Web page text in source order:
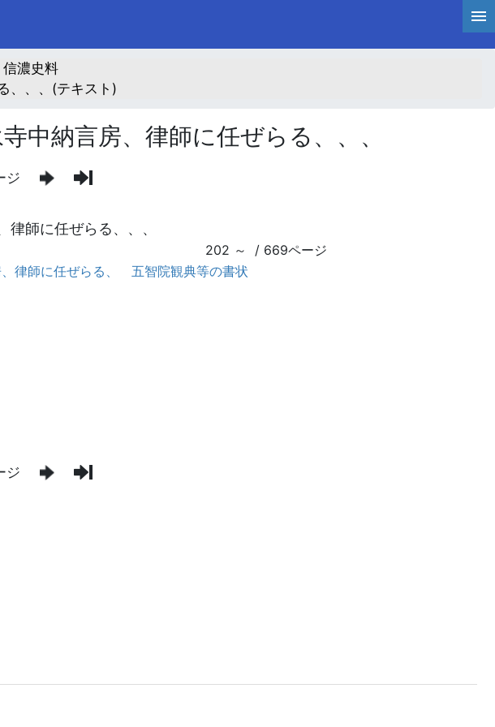
信濃史料
、、、(テキスト)
納言房、律師に任ぜらる、、、
ジ
ジ